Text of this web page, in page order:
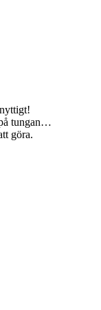
tungan…
göra.